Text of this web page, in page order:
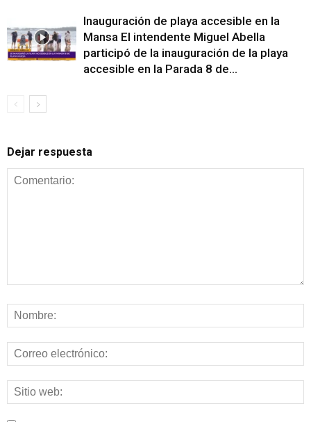
Inauguración de playa accesible en la
Mansa El intendente Miguel Abella
participó de la inauguración de la playa
accesible en la Parada 8 de...
Dejar respuesta